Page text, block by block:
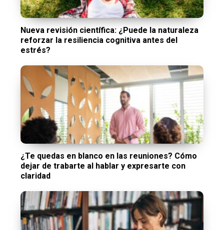
Nueva revisión científica: ¿Puede la naturaleza
reforzar la resiliencia cognitiva antes del
estrés?
¿Te quedas en blanco en las reuniones? Cómo
dejar de trabarte al hablar y expresarte con
claridad